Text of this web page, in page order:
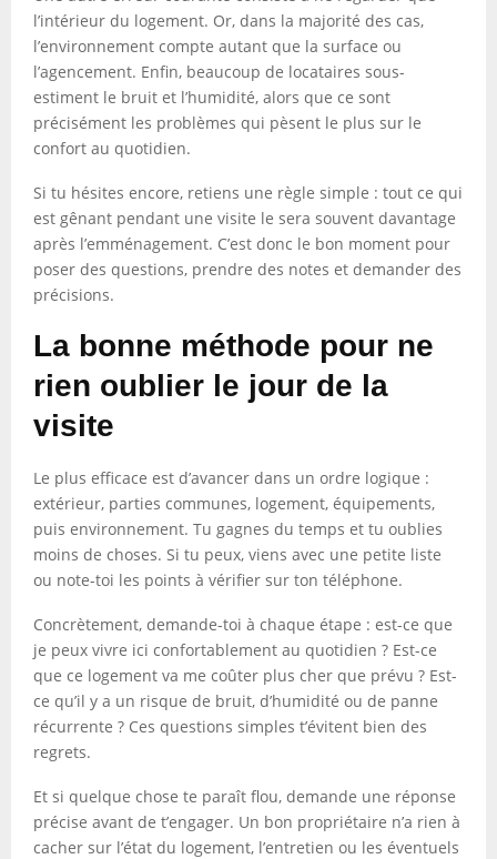
l’intérieur du logement. Or, dans la majorité des cas,
l’environnement compte autant que la surface ou
l’agencement. Enfin, beaucoup de locataires sous-
estiment le bruit et l’humidité, alors que ce sont
précisément les problèmes qui pèsent le plus sur le
confort au quotidien.
Si tu hésites encore, retiens une règle simple : tout ce qui
est gênant pendant une visite le sera souvent davantage
après l’emménagement. C’est donc le bon moment pour
poser des questions, prendre des notes et demander des
précisions.
La bonne méthode pour ne
rien oublier le jour de la
visite
Le plus efficace est d’avancer dans un ordre logique :
extérieur, parties communes, logement, équipements,
puis environnement. Tu gagnes du temps et tu oublies
moins de choses. Si tu peux, viens avec une petite liste
ou note-toi les points à vérifier sur ton téléphone.
Concrètement, demande-toi à chaque étape : est-ce que
je peux vivre ici confortablement au quotidien ? Est-ce
que ce logement va me coûter plus cher que prévu ? Est-
ce qu’il y a un risque de bruit, d’humidité ou de panne
récurrente ? Ces questions simples t’évitent bien des
regrets.
Et si quelque chose te paraît flou, demande une réponse
précise avant de t’engager. Un bon propriétaire n’a rien à
cacher sur l’état du logement, l’entretien ou les éventuels